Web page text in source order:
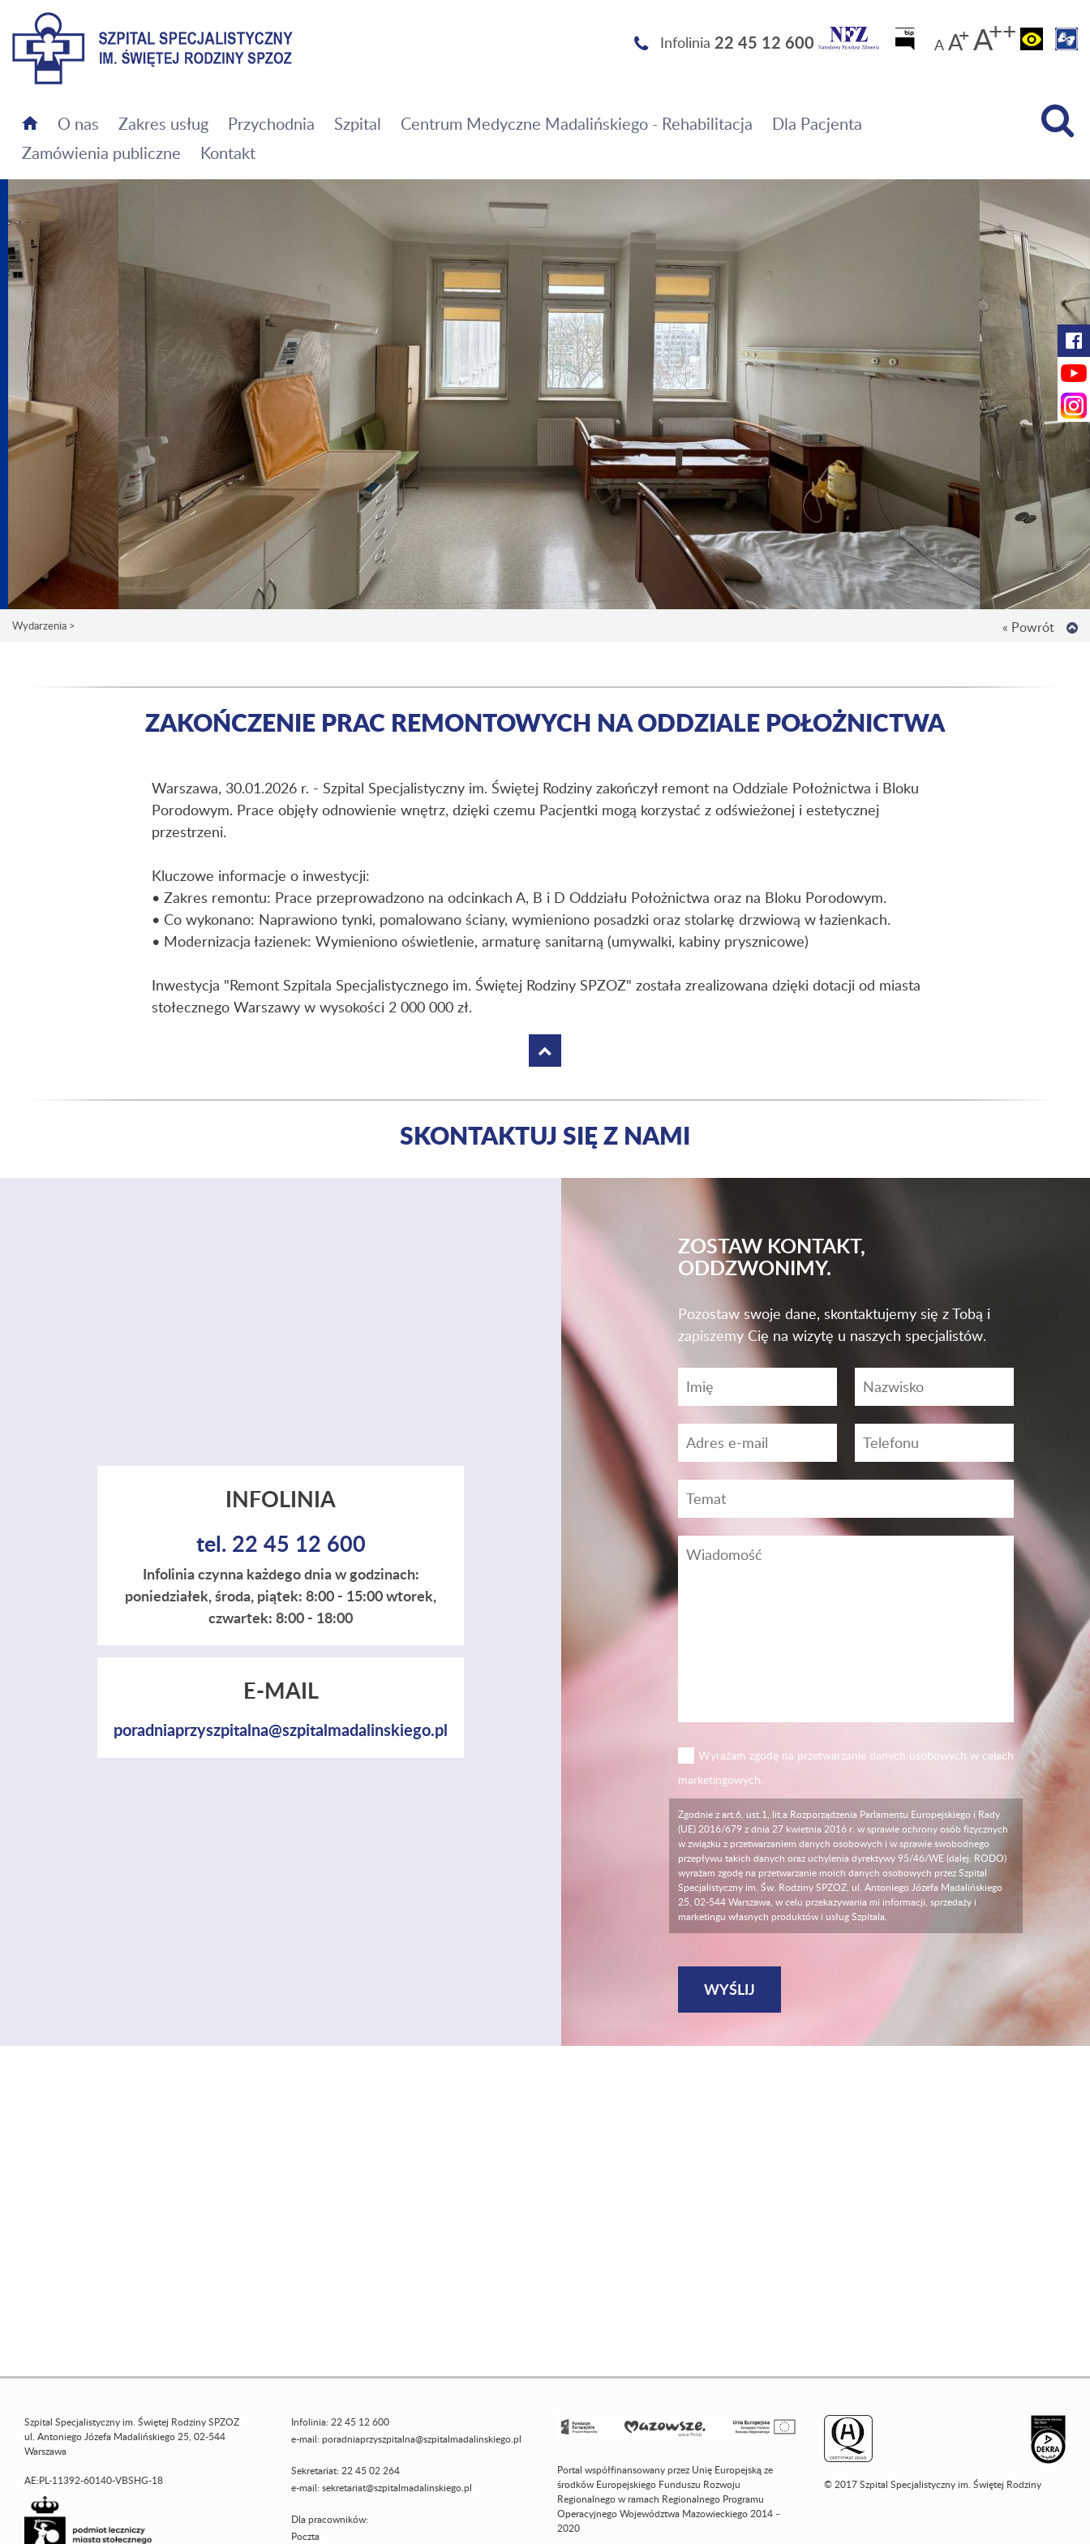
Szpital Specjalistyczny im. Świętej Rodziny SPZOZ
Infolinia 22 45 12 600 ANormalna czcionka
A+Średnia
A++ Wysoki
O nas Zakres usług Przychodnia Szpital Centrum Medyczne Madalińskiego - Rehabilitacja
Dla Pacjenta
Zamówienia publiczne
Kontakt
Wydarzenia > « Powrót
ZAKOŃCZENIE PRAC REMONTOWYCH NA ODDZIALE POŁOŻNICTWA
Warszawa, 30.01.2026 r. - Szpital Specjalistyczny im. Świętej Rodziny zakończył remont na Oddziale Położnictwa i Bloku
Porodowym. Prace objęły odnowienie wnętrz, dzięki czemu Pacjentki mogą korzystać z odświeżonej i estetycznej
przestrzeni.
Kluczowe informacje o inwestycji:
• Zakres remontu: Prace przeprowadzono na odcinkach A, B i D Oddziału Położnictwa oraz na Bloku Porodowym.
• Co wykonano: Naprawiono tynki, pomalowano ściany, wymieniono posadzki oraz stolarkę drzwiową w łazienkach.
• Modernizacja łazienek: Wymieniono oświetlenie, armaturę sanitarną (umywalki, kabiny prysznicowe)
Inwestycja "Remont Szpitala Specjalistycznego im. Świętej Rodziny SPZOZ" została zrealizowana dzięki dotacji od miasta
stołecznego Warszawy w wysokości 2 000 000 zł.
SKONTAKTUJ SIĘ Z NAMI
INFOLINIA
tel. 22 45 12 600
Infolinia czynna każdego dnia w godzinach:
poniedziałek, środa, piątek: 8:00 - 15:00 wtorek,
czwartek: 8:00 - 18:00
E-MAIL
poradniaprzyszpitalna@szpitalmadalinskiego.pl
ZOSTAW KONTAKT,
ODDZWONIMY.
Pozostaw swoje dane, skontaktujemy się z Tobą i
zapiszemy Cię na wizytę u naszych specjalistów.
Wyrażam zgodę na przetwarzanie danych osobowych w celach
marketingowych.
Zgodnie z art.6, ust.1, lit.a Rozporządzenia Parlamentu Europejskiego i Rady
(UE) 2016/679 z dnia 27 kwietnia 2016 r. w sprawie ochrony osób fizycznych
w związku z przetwarzaniem danych osobowych i w sprawie swobodnego
przepływu takich danych oraz uchylenia dyrektywy 95/46/WE (dalej: RODO)
wyrażam zgodę na przetwarzanie moich danych osobowych przez Szpital
Specjalistyczny im. Św. Rodziny SPZOZ, ul. Antoniego Józefa Madalińskiego
25, 02-544 Warszawa, w celu przekazywania mi informacji, sprzedaży i
marketingu własnych produktów i usług Szpitala.
Szpital Specjalistyczny im. Świętej Rodziny SPZOZ
ul. Antoniego Józefa Madalińskiego 25, 02-544
Warszawa
AE:PL-11392-60140-VBSHG-18
Infolinia: 22 45 12 600
e-mail: poradniaprzyszpitalna@szpitalmadalinskiego.pl
Sekretariat: 22 45 02 264
e-mail: sekretariat@szpitalmadalinskiego.pl
Dla pracowników:
Poczta
Portal współfinansowany przez Unię Europejską ze
środków Europejskiego Funduszu Rozwoju
Regionalnego w ramach Regionalnego Programu
Operacyjnego Województwa Mazowieckiego 2014 –
2020
© 2017 Szpital Specjalistyczny im. Świętej Rodziny